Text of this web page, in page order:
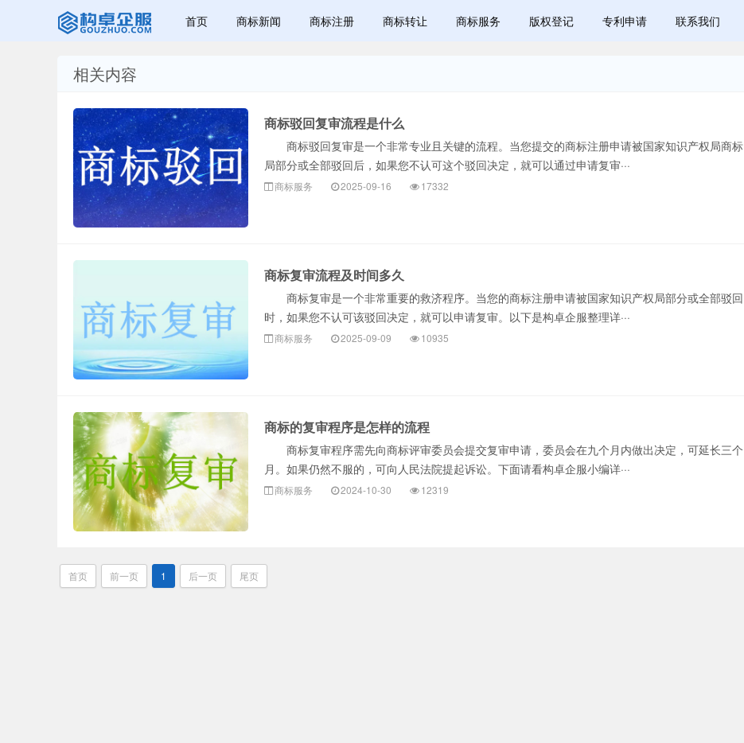
赣州兰之新知
首页 商标新闻 商标注册 商标转让 商标服务 版权登记 专利申请 联系我们
相关内容
商标驳回复审流程是什么
商标驳回复审是一个非常专业且关键的流程。当您提交的商标注册申请被国家知识产权局商标
局部分或全部驳回后，如果您不认可这个驳回决定，就可以通过申请复审···
商标服务 2025-09-16 17332
商标复审流程及时间多久
商标复审是一个非常重要的救济程序。当您的商标注册申请被国家知识产权局部分或全部驳回
时，如果您不认可该驳回决定，就可以申请复审。以下是构卓企服整理详···
商标服务 2025-09-09 10935
商标的复审程序是怎样的流程
商标复审程序需先向商标评审委员会提交复审申请，委员会在九个月内做出决定，可延长三个
月。如果仍然不服的，可向人民法院提起诉讼。下面请看构卓企服小编详···
商标服务 2024-10-30 12319
首页 前一页 1 后一页 尾页